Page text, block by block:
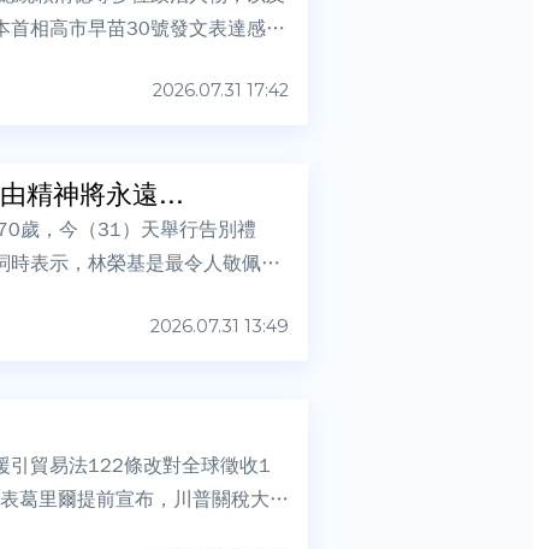
2026.07.31 17:42
首相高市早苗30號發文表達感
精神將永遠...
2026.07.31 13:49
歲，今（31）天舉行告別禮
時表示，林榮基是最令人敬佩的
引貿易法122條改對全球徵收1
葛里爾提前宣布，川普關稅大棒